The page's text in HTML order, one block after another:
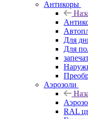
Антикоры
Для
Для
Аэрозоли
RAL